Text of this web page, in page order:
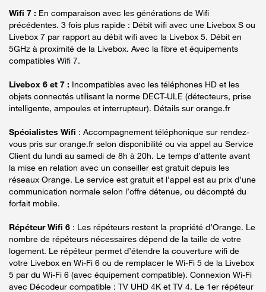
Wifi 7 : En comparaison avec les générations de Wifi
précédentes. 3 fois plus rapide : Débit wifi avec une Livebox S ou
Livebox 7 par rapport au débit wifi avec la Livebox 5. Débit en
5GHz à proximité de la Livebox. Avec la fibre et équipements
compatibles Wifi 7.
Livebox 6 et 7 : Incompatibles avec les téléphones HD et les
objets connectés utilisant la norme DECT-ULE (détecteurs, prise
intelligente, ampoules et interrupteur). Détails sur orange.fr
Spécialistes Wifi : Accompagnement téléphonique sur rendez-
vous pris sur orange.fr selon disponibilité ou via appel au Service
Client du lundi au samedi de 8h à 20h. Le temps d’attente avant
la mise en relation avec un conseiller est gratuit depuis les
réseaux Orange. Le service est gratuit et l’appel est au prix d’une
communication normale selon l’offre détenue, ou décompté du
forfait mobile.
Répéteur Wifi 6 : Les répéteurs restent la propriété d’Orange. Le
nombre de répéteurs nécessaires dépend de la taille de votre
logement. Le répéteur permet d’étendre la couverture wifi de
votre Livebox en Wi-Fi 6 ou de remplacer le Wi-Fi 5 de la Livebox
5 par du Wi-Fi 6 (avec équipement compatible). Connexion Wi-Fi
avec Décodeur compatible : TV UHD 4K et TV 4. Le 1er répéteur